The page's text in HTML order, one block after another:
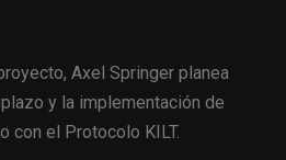
Axel Springer planea
y la implementación de
con el Protocolo KILT.